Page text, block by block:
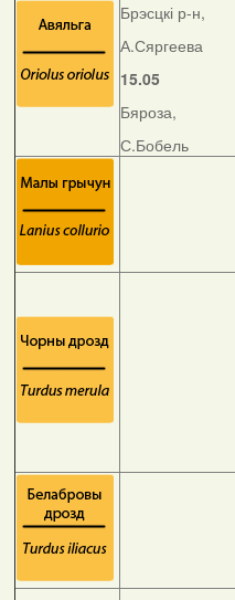
Брэсцкі р-н,
А.Сяргеева
15.05
Бяроза,
С.Бобель